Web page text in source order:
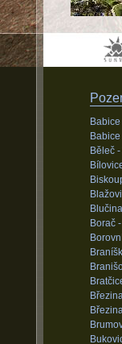
Běleč -
Borač -